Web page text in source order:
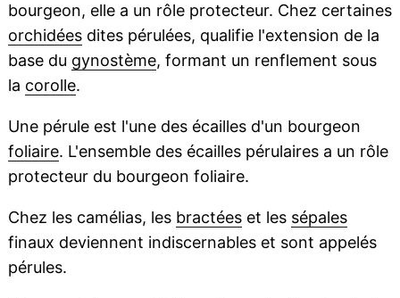
bourgeon, elle a un rôle protecteur. Chez certaines
orchidéesdites pérulées, qualifie l'extension de la
base du gynostème, formant un renflement sous
la corolle.
Une pérule est l'une des écailles d'un bourgeon
foliaire. L'ensemble des écailles pérulaires a un rôle
protecteur du bourgeon foliaire.
Chez les camélias, les bractéeset les sépales
finaux deviennent indiscernables et sont appelés
pérules.